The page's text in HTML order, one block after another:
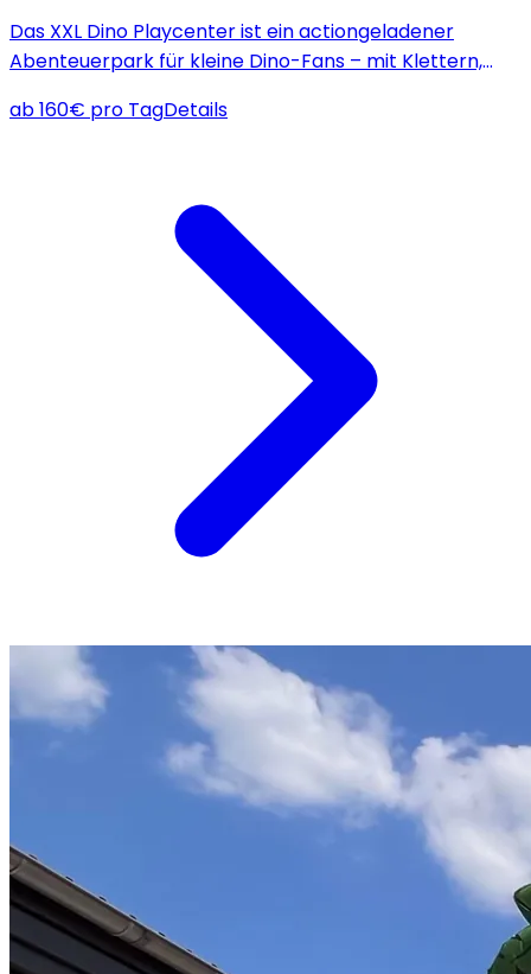
Das XXL Dino Playcenter ist ein actiongeladener
Abenteuerpark für kleine Dino-Fans – mit Klettern,
gesichert für maximalen Spaß und Sicherheit!
ab160€ pro TagDetails